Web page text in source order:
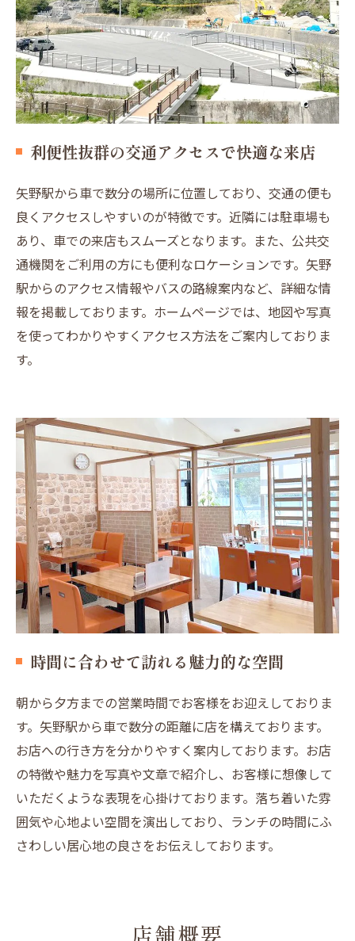
利便性抜群の交通アクセスで快適な来店
矢野駅から車で数分の場所に位置しており、交通の便も
良くアクセスしやすいのが特徴です。近隣には駐車場も
あり、車での来店もスムーズとなります。また、公共交
通機関をご利用の方にも便利なロケーションです。矢野
駅からのアクセス情報やバスの路線案内など、詳細な情
報を掲載しております。ホームページでは、地図や写真
を使ってわかりやすくアクセス方法をご案内しておりま
す。
時間に合わせて訪れる魅力的な空間
朝から夕方までの営業時間でお客様をお迎えしておりま
す。矢野駅から車で数分の距離に店を構えております。
お店への行き方を分かりやすく案内しております。お店
の特徴や魅力を写真や文章で紹介し、お客様に想像して
いただくような表現を心掛けております。落ち着いた雰
囲気や心地よい空間を演出しており、ランチの時間にふ
さわしい居心地の良さをお伝えしております。
店舗概要